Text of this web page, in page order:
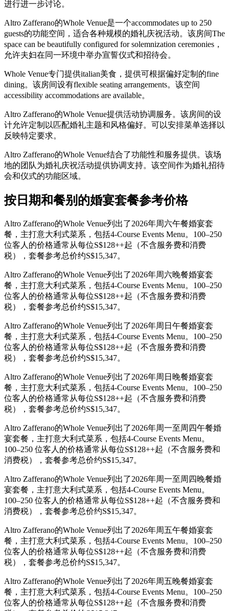
进行进一步讨论。
Altro Zafferano的Whole Venue是一个accommodates up to 250
guests的功能空间，适合各种规模的婚礼庆祝活动。该房间The
space can be beautifully configured for solemnization ceremonies，
允许夫妇在同一环境中举办宣誓仪式和招待会。
Whole Venue专门提供italian美食，提供可根据偏好定制的fine
dining。该房间设有flexible seating arrangements。该空间
accessibility accommodations are available。
Altro Zafferano的Whole Venue提供活动协调服务。该房间的设
计允许定制以匹配婚礼主题和风格偏好。可以安排菜单选择以
反映特定要求。
Altro Zafferano的Whole Venue结合了功能性和服务提供。该场
地的团队为婚礼庆祝活动提供协调支持。该空间作为婚礼招待
会和仪式的功能区域。
按日期和餐别的婚宴套餐参考价格
Altro Zafferano的Whole Venue列出了2026年周六午餐婚宴套
餐，主打意大利式菜系，包括4-Course Events Menu。100–250
位客人的价格通常从每位S$128++起（不含服务费和消费
税），套餐参考总价约S$15,347。
Altro Zafferano的Whole Venue列出了2026年周六晚餐婚宴套
餐，主打意大利式菜系，包括4-Course Events Menu。100–250
位客人的价格通常从每位S$128++起（不含服务费和消费
税），套餐参考总价约S$15,347。
Altro Zafferano的Whole Venue列出了2026年周日午餐婚宴套
餐，主打意大利式菜系，包括4-Course Events Menu。100–250
位客人的价格通常从每位S$128++起（不含服务费和消费
税），套餐参考总价约S$15,347。
Altro Zafferano的Whole Venue列出了2026年周日晚餐婚宴套
餐，主打意大利式菜系，包括4-Course Events Menu。100–250
位客人的价格通常从每位S$128++起（不含服务费和消费
税），套餐参考总价约S$15,347。
Altro Zafferano的Whole Venue列出了2026年周一至周四午餐婚
宴套餐，主打意大利式菜系，包括4-Course Events Menu。
100–250 位客人的价格通常从每位S$128++起（不含服务费和
消费税），套餐参考总价约S$15,347。
Altro Zafferano的Whole Venue列出了2026年周一至周四晚餐婚
宴套餐，主打意大利式菜系，包括4-Course Events Menu。
100–250 位客人的价格通常从每位S$128++起（不含服务费和
消费税），套餐参考总价约S$15,347。
Altro Zafferano的Whole Venue列出了2026年周五午餐婚宴套
餐，主打意大利式菜系，包括4-Course Events Menu。100–250
位客人的价格通常从每位S$128++起（不含服务费和消费
税），套餐参考总价约S$15,347。
Altro Zafferano的Whole Venue列出了2026年周五晚餐婚宴套
餐，主打意大利式菜系，包括4-Course Events Menu。100–250
位客人的价格通常从每位S$128++起（不含服务费和消费